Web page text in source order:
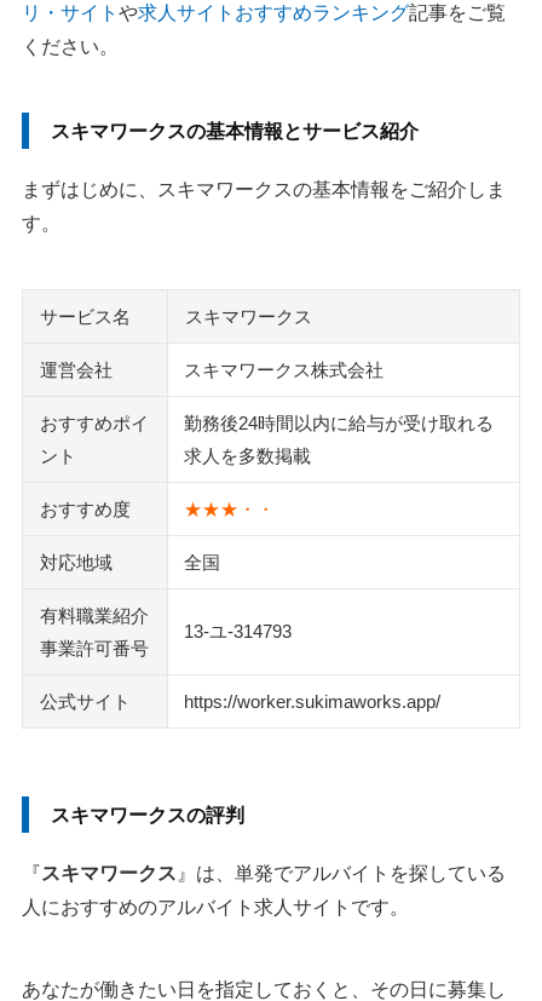
リ・サイト や求人サイトおすすめランキング記事をご覧
ください。
スキマワークスの基本情報とサービス紹介
まずはじめに、スキマワークスの基本情報をご紹介しま
す。
サービス名 スキマワークス
運営会社 スキマワークス株式会社
おすすめポイ
ント
勤務後24時間以内に給与が受け取れる
求人を多数掲載
おすすめ度 ★★★・・
対応地域 全国
有料職業紹介
事業許可番号
13-ユ-314793
公式サイト https://worker.sukimaworks.app/
スキマワークスの評判
『スキマワークス 』は、単発でアルバイトを探している
人におすすめのアルバイト求人サイトです。
あなたが働きたい日を指定しておくと、その日に募集し